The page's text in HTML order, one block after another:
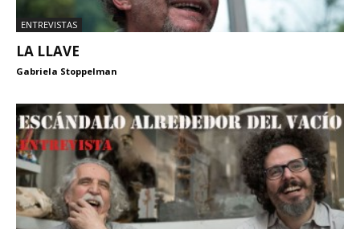
ENTREVISTAS
LA LLAVE
Gabriela Stoppelman